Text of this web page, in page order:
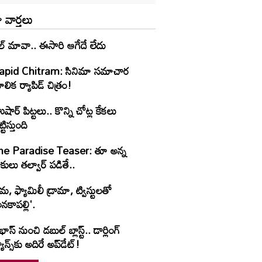
మావా.. ఈసారి ఆగేదే లేదు
Chitram: సినిమా సమాచార
ర్యాపిడ్ చిత్రం!
పిట్టలు.. కొన్ని చోట్ల కేకలు
Paradise Teaser: తూ అన్న
తల్వార్ పడితే..
ఫ్యామిలీ డ్రామా, ట్విస్టులతో
నుంచి డబుల్ బ్లాస్ట్.. డార్లింగ్
అదిరే అప్‌డేట్!